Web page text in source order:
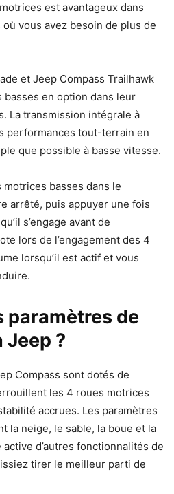
est avantageux dans
vous avez besoin de plus de
et Jeep Compass Trailhawk
en option dans leur
La transmission intégrale à
performances tout-terrain en
que possible à basse vitesse.
basses dans le
arrêté, puis appuyer une fois
s’engage avant de
lors de l’engagement des 4
lorsqu’il est actif et vous
paramètres de
Jeep ?
Compass sont dotés de
les 4 roues motrices
accrues. Les paramètres
la neige, le sable, la boue et la
d’autres fonctionnalités de
tirer le meilleur parti de